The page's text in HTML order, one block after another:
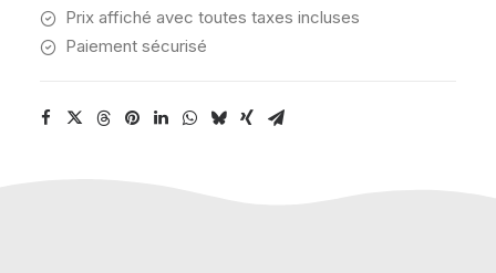
Prix affiché avec toutes taxes incluses
Paiement sécurisé